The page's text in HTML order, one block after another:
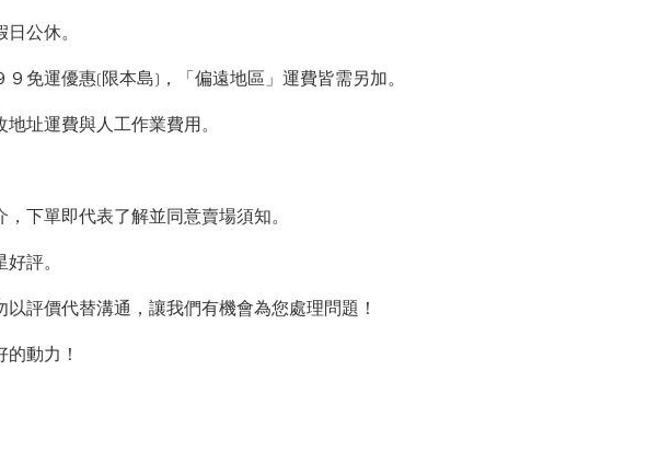
公休。
免運優惠(限本島)，「偏遠地區」運費皆需另加。
址運費與人工作業費用。
下單即代表了解並同意賣場須知。
評。
評價代替溝通，讓我們有機會為您處理問題！
動力！